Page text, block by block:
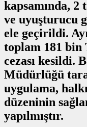
kapsamında, 2
ve uyuşturucu
ele geçirildi.
toplam 181
cezası kesildi.
Müdürlüğü
uygulama,
düzeninin
yapılmıştır.